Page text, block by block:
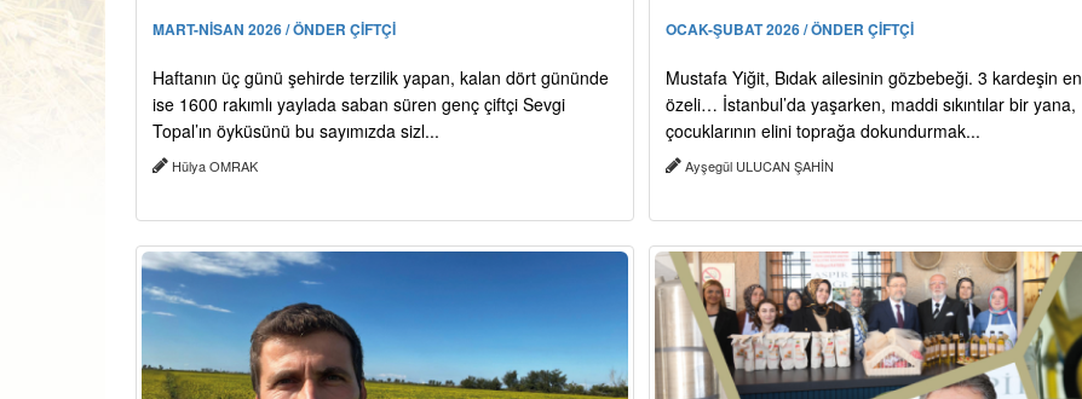
MART-NİSAN 2026 / ÖNDER ÇİFTÇİ
Haftanın üç günü şehirde terzilik yapan, kalan dört gününde
ise 1600 rakımlı yaylada saban süren genç çiftçi Sevgi
Topal’ın öyküsünü bu sayımızda sizl...
Hülya OMRAK
OCAK-ŞUBAT 2026 / ÖNDER ÇİFTÇİ
Mustafa Yiğit, Bıdak ailesinin gözbebeği. 3 kardeşin en
özeli… İstanbul’da yaşarken, maddi sıkıntılar bir yana,
çocuklarının elini toprağa dokundurmak...
Ayşegül ULUCAN ŞAHİN